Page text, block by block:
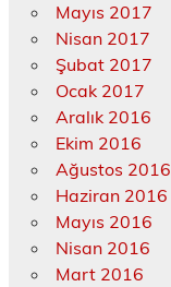
Mayıs 2017
Nisan 2017
Şubat 2017
Ocak 2017
Aralık 2016
Ekim 2016
Ağustos 2016
Haziran 2016
Mayıs 2016
Nisan 2016
Mart 2016